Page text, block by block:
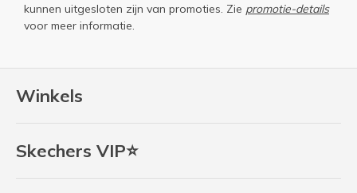
Winkels
Skechers VIP⭐
kunnen uitgesloten zijn van promoties. Zie promotie-details
voor meer informatie.